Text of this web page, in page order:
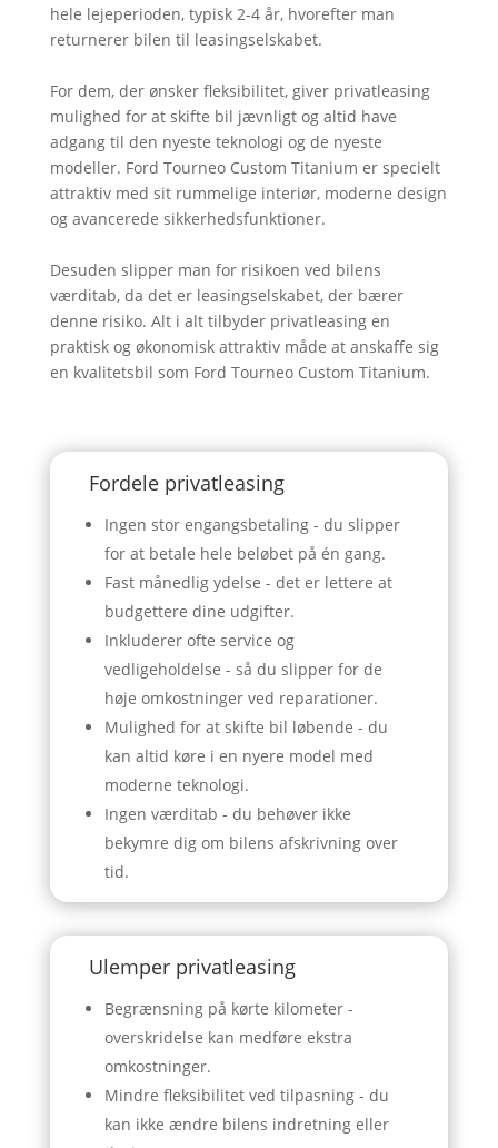
hele lejeperioden, typisk 2-4 år, hvorefter man
returnerer bilen til leasingselskabet.
For dem, der ønsker fleksibilitet, giver privatleasing
mulighed for at skifte bil jævnligt og altid have
adgang til den nyeste teknologi og de nyeste
modeller. Ford Tourneo Custom Titanium er specielt
attraktiv med sit rummelige interiør, moderne design
og avancerede sikkerhedsfunktioner.
Desuden slipper man for risikoen ved bilens
værditab, da det er leasingselskabet, der bærer
denne risiko. Alt i alt tilbyder privatleasing en
praktisk og økonomisk attraktiv måde at anskaffe sig
en kvalitetsbil som Ford Tourneo Custom Titanium.
Fordele privatleasing
Ingen stor engangsbetaling - du slipper
for at betale hele beløbet på én gang.
Fast månedlig ydelse - det er lettere at
budgettere dine udgifter.
Inkluderer ofte service og
vedligeholdelse - så du slipper for de
høje omkostninger ved reparationer.
Mulighed for at skifte bil løbende - du
kan altid køre i en nyere model med
moderne teknologi.
Ingen værditab - du behøver ikke
bekymre dig om bilens afskrivning over
tid.
Ulemper privatleasing
Begrænsning på kørte kilometer -
overskridelse kan medføre ekstra
omkostninger.
Mindre fleksibilitet ved tilpasning - du
kan ikke ændre bilens indretning eller